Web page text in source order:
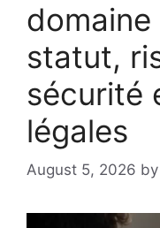
statut,
sécurité
légales
August 5, 2026 by